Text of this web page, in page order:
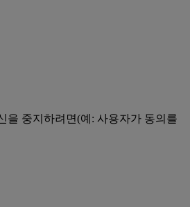
을 중지하려면(예: 사용자가 동의를